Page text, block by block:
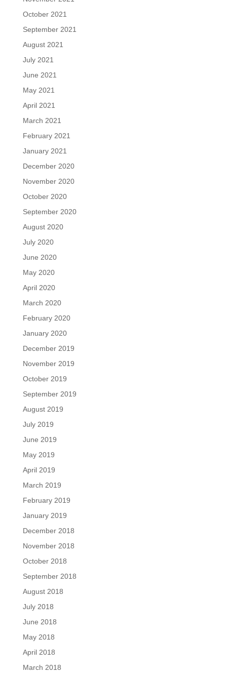
October 2021
September 2021
August 2021
July 2021
June 2021
May 2021
April 2021
March 2021
February 2021
January 2021
December 2020
November 2020
October 2020
September 2020
August 2020
July 2020
June 2020
May 2020
April 2020
March 2020
February 2020
January 2020
December 2019
November 2019
October 2019
September 2019
August 2019
July 2019
June 2019
May 2019
April 2019
March 2019
February 2019
January 2019
December 2018
November 2018
October 2018
September 2018
August 2018
July 2018
June 2018
May 2018
April 2018
March 2018